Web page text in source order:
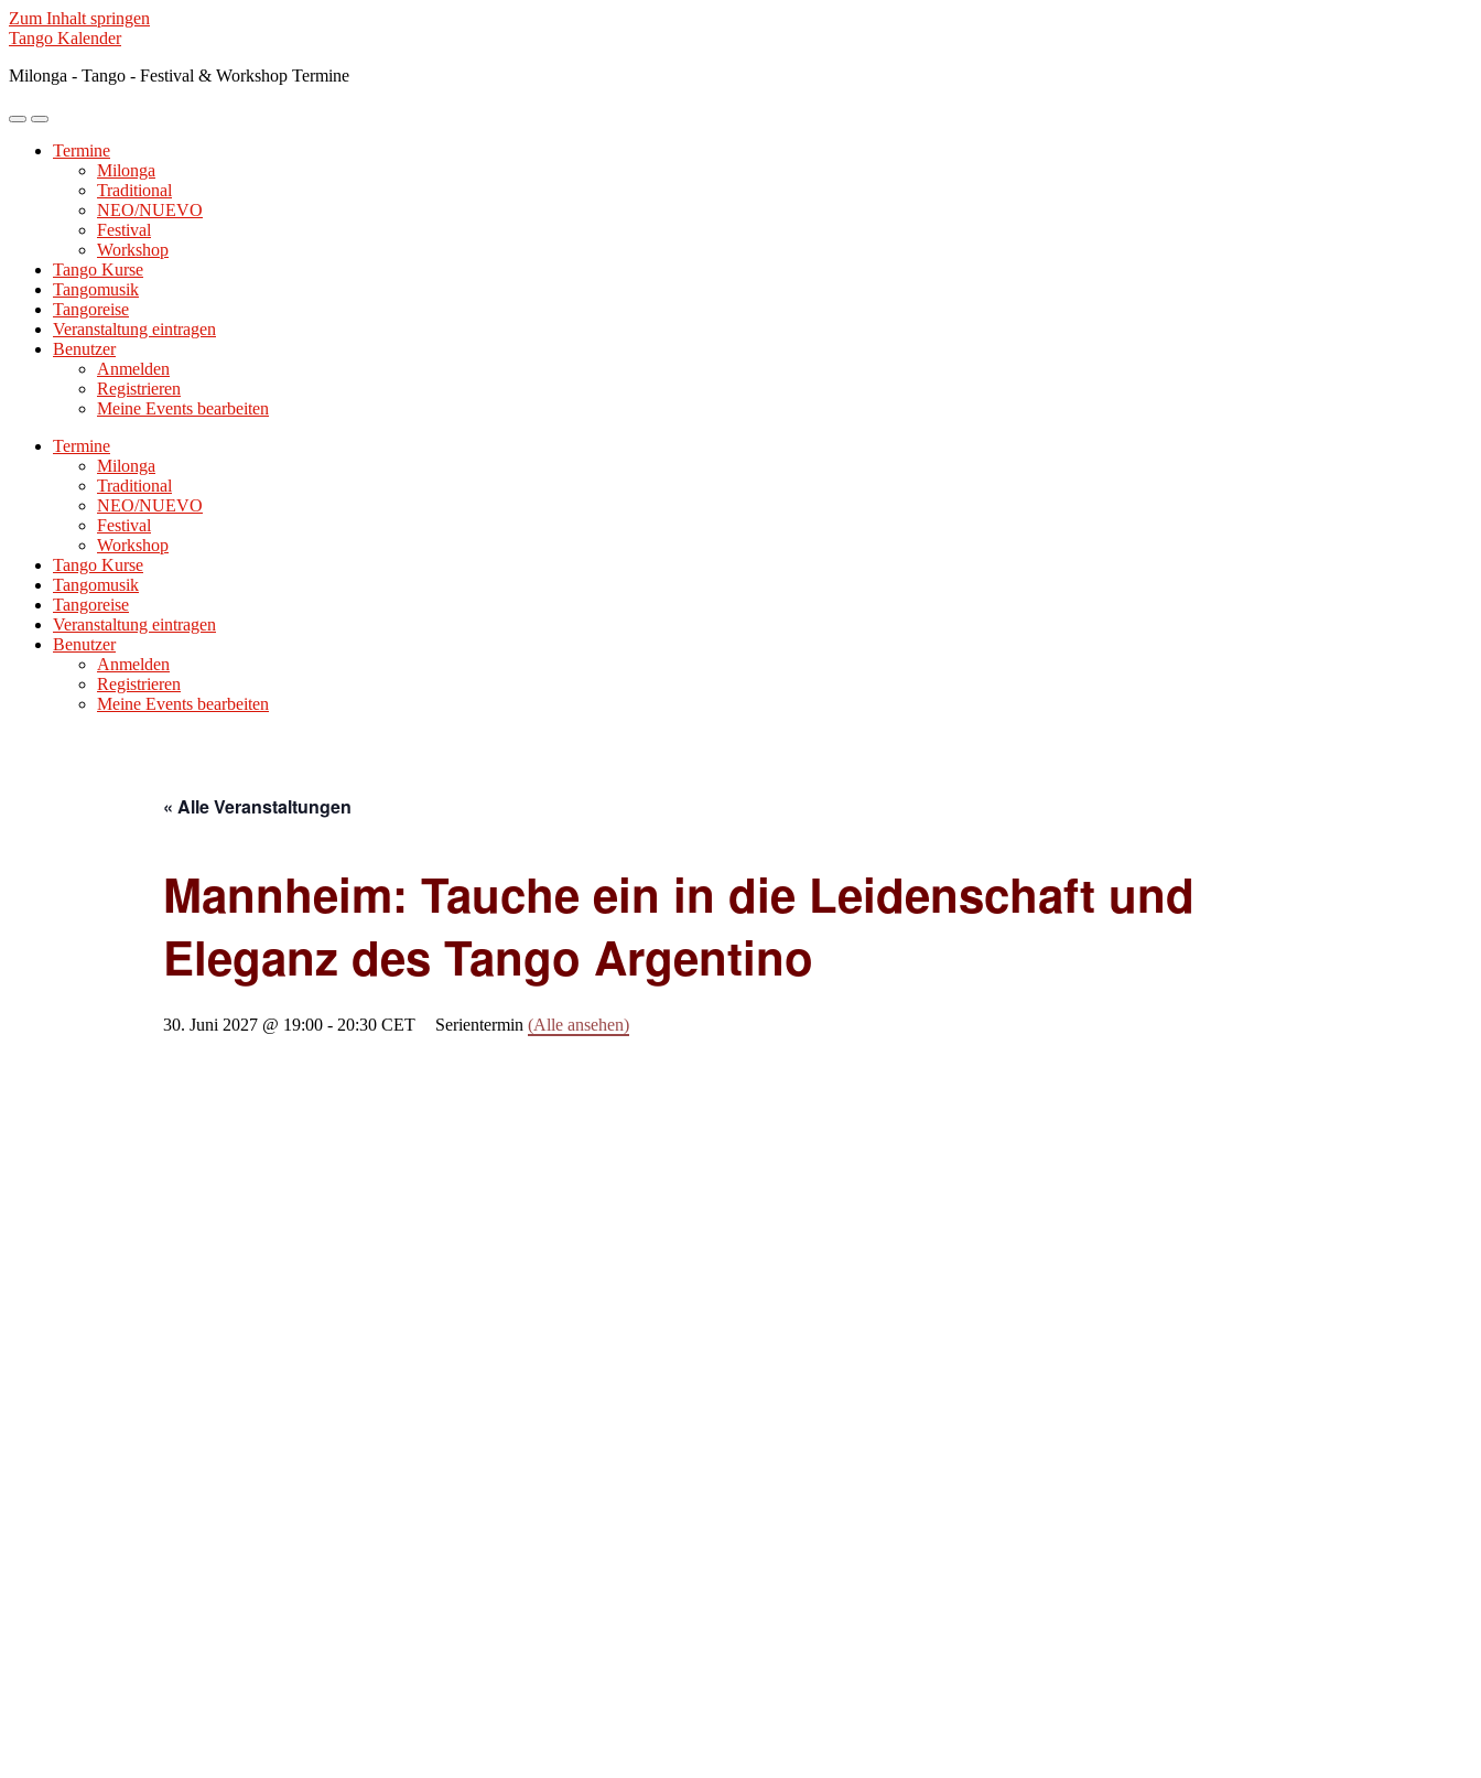
Zum Inhalt springen
Tango Kalender
Milonga - Tango - Festival & Workshop Termine
Mobile-
ein-/ausblenden
Suchfeld
ein-/ausblenden
Termine
Milonga
Traditional
NEO/NUEVO
Festival
Workshop
Tango Kurse
Tangomusik
Tangoreise
Veranstaltung eintragen
Benutzer
Anmelden
Registrieren
Meine Events bearbeiten
Termine
Milonga
Traditional
NEO/NUEVO
Festival
Workshop
Tango Kurse
Tangomusik
Tangoreise
Veranstaltung eintragen
Benutzer
Anmelden
Registrieren
Meine Events bearbeiten
« Alle Veranstaltungen
Mannheim: Tauche ein in die Leidenschaft und
Eleganz des Tango Argentino
30. Juni 2027 @ 19:00 - 20:30 CET Serientermin (Alle ansehen)